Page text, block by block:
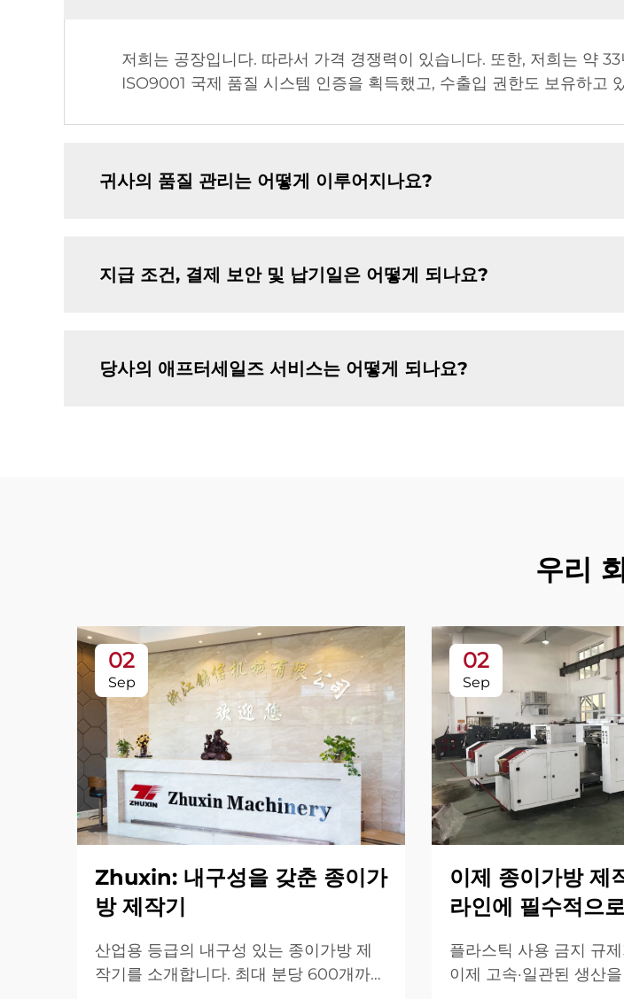
저희는 공장입니다. 따라서 가격 경쟁력이 있습니다. 또한, 저희는 약
ISO9001 국제 품질 시스템 인증을 획득했고, 수출입 권한도 보유하고
귀사의 품질 관리는 어떻게 이루어지나요?
지급 조건, 결제 보안 및 납기일은 어떻게 되나요?
당사의 애프터세일즈 서비스는 어떻게 되나요?
우리
02
Sep
Zhuxin: 내구성을 갖춘 종이가
방 제작기
산업용 등급의 내구성 있는 종이가방 제
작기를 소개합니다. 최대 분당 600개까지
02
Sep
이제 종이가방 제
라인에 필수적으
플라스틱 사용 금지 규
이제 고속·일관된 생산